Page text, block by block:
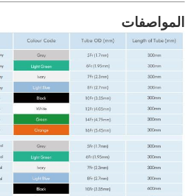
المواصفات